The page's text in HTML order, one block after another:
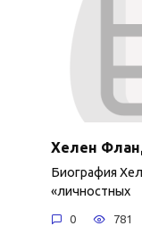
Хелен
Биография
«личностных
0 781